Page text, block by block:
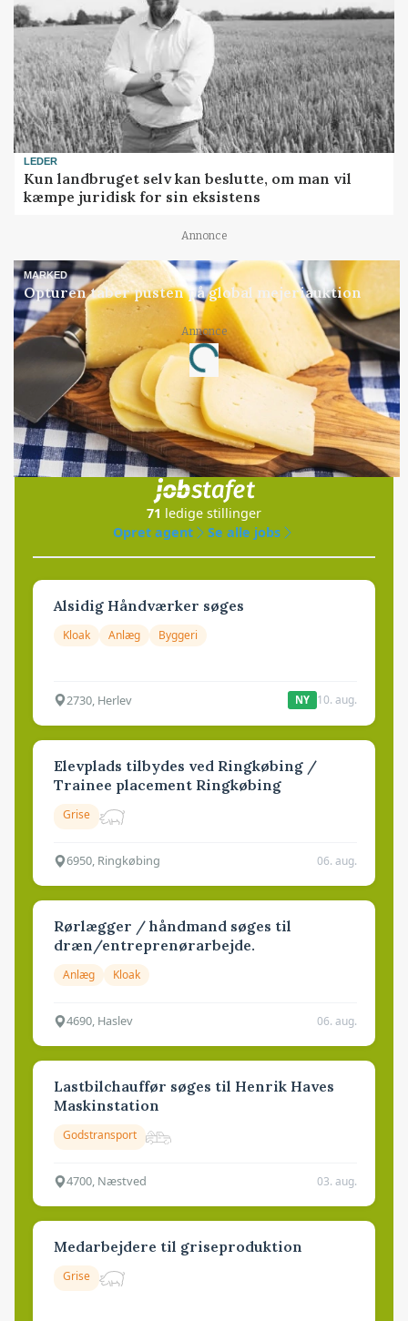
LEDER
Kun landbruget selv kan beslutte, om man vil
kæmpe juridisk for sin eksistens
Annonce
MARKED
Opturen taber pusten på global mejeriauktion
Annonce
Loading...
Jobs
i samarbejde med
71 ledige stillinger
Opret agent
Se alle jobs
Alsidig Håndværker søges
Kloak Anlæg Byggeri
2730, Herlev NY 10. aug.
Elevplads tilbydes ved Ringkøbing /
Trainee placement Ringkøbing
Grise
6950, Ringkøbing 06. aug.
Rørlægger / håndmand søges til
dræn/entreprenørarbejde.
Anlæg Kloak
4690, Haslev 06. aug.
Lastbilchauffør søges til Henrik Haves
Maskinstation
Godstransport
4700, Næstved 03. aug.
Medarbejdere til griseproduktion
Grise